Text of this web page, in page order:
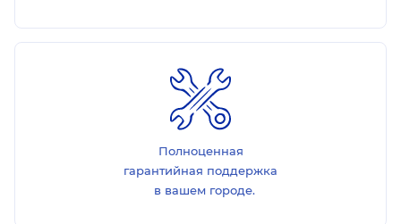
Полноценная
гарантийная поддержка
в вашем городе.